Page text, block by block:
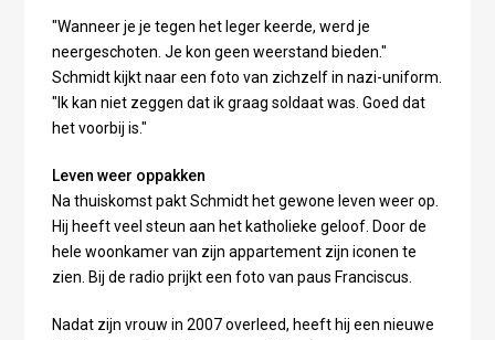
"Wanneer je je tegen het leger keerde, werd je
neergeschoten. Je kon geen weerstand bieden."
Schmidt kijkt naar een foto van zichzelf in nazi-uniform.
"Ik kan niet zeggen dat ik graag soldaat was. Goed dat
het voorbij is."
Leven weer oppakken
Na thuiskomst pakt Schmidt het gewone leven weer op.
Hij heeft veel steun aan het katholieke geloof. Door de
hele woonkamer van zijn appartement zijn iconen te
zien. Bij de radio prijkt een foto van paus Franciscus.
Nadat zijn vrouw in 2007 overleed, heeft hij een nieuwe